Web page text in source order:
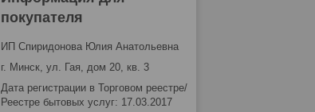
покупателя
ИП Спиридонова Юлия Анатольевна
г. Минск, ул. Гая, дом 20, кв. 3
Дата регистрации в Торговом реестре/
Реестре бытовых услуг: 17.03.2017